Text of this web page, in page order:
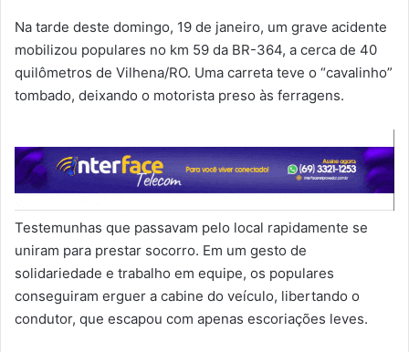
Na tarde deste domingo, 19 de janeiro, um grave acidente
mobilizou populares no km 59 da BR-364, a cerca de 40
quilômetros de Vilhena/RO. Uma carreta teve o “cavalinho”
tombado, deixando o motorista preso às ferragens.
Testemunhas que passavam pelo local rapidamente se
uniram para prestar socorro. Em um gesto de
solidariedade e trabalho em equipe, os populares
conseguiram erguer a cabine do veículo, libertando o
condutor, que escapou com apenas escoriações leves.